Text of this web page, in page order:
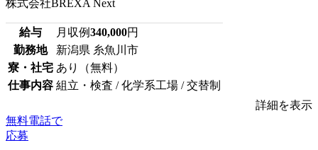
株式会社BREXA Next
給与 月収例340,000円
勤務地
新潟県 糸魚川市
寮・社宅 あり（無料）
仕事内容 組立・検査 / 化学系工場 / 交替制
詳細を表示
無料電話で
応募